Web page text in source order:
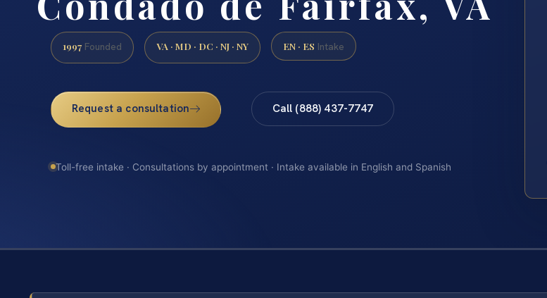
1997 Founded VA · MD · DC · NJ · NY EN · ES Intake
Request a consultation Call (888) 437-7747
Toll-free intake · Consultations by appointment · Intake available in English and Spanish